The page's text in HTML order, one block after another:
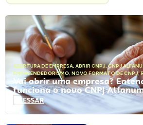
ABERTURA DE EMPRESA, ABRIR CNPJ,CNPJ
EMPREENDEDORISMO, NOVO FORMATO DE CNPJ,
Vai abrir uma empresa?
funciona o novo CNPJ
ACESSAR